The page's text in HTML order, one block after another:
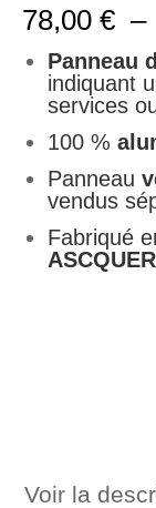
78,00€ –
Panneau
indiquant
services
100 %
Panneau
vendus
Fabriqué
Voir la